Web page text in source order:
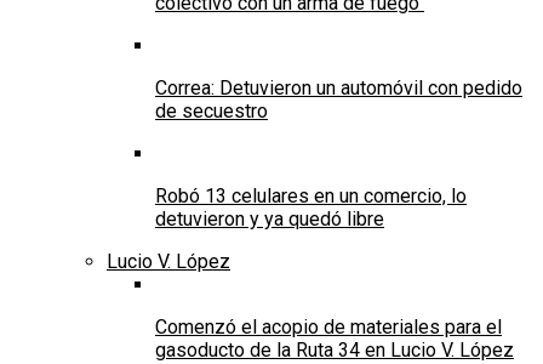
Correa: Detuvieron un automóvil con pedido
de secuestro
Robó 13 celulares en un comercio, lo
detuvieron y ya quedó libre
Lucio V. López
Comenzó el acopio de materiales para el
gasoducto de la Ruta 34 en Lucio V. López